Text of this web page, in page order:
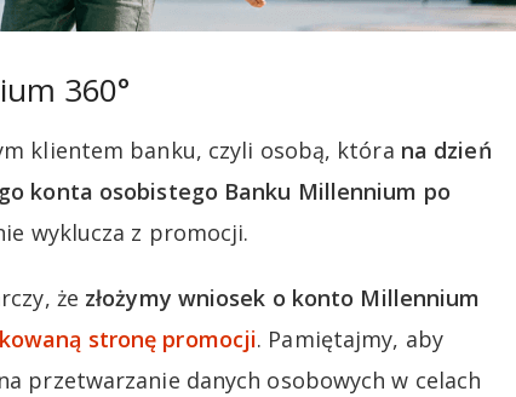
360°
klientem banku, czyli osobą, która na dzień
konta osobistego Banku Millennium po
wyklucza z promocji.
że złożymy wniosek o konto Millennium
stronę promocji. Pamiętajmy, aby
przetwarzanie danych osobowych w celach